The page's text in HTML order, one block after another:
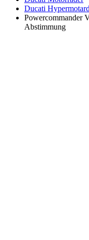
Ducati
Powercommander
Abstimmung